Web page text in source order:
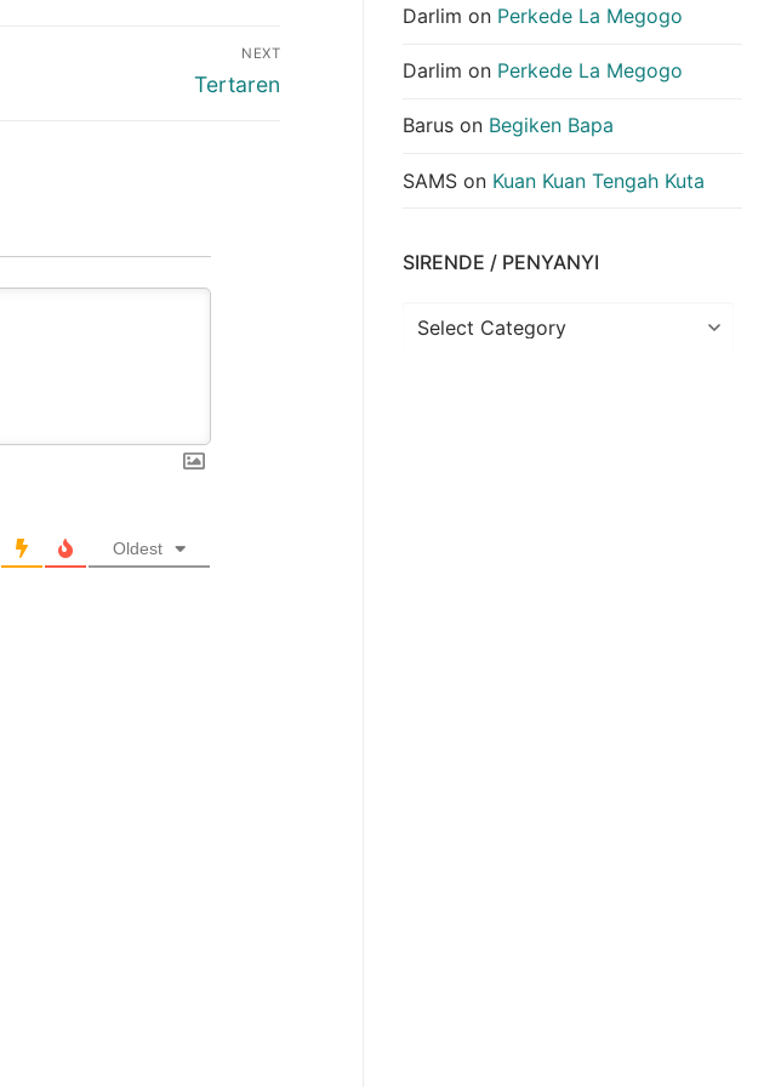
NEXT
Next
Tertaren
Oldest
Darlim on Perkede La Megogo
Darlim on Perkede La Megogo
Barus on Begiken Bapa
SAMS on Kuan Kuan Tengah Kuta
SIRENDE / PENYANYI
Sirende